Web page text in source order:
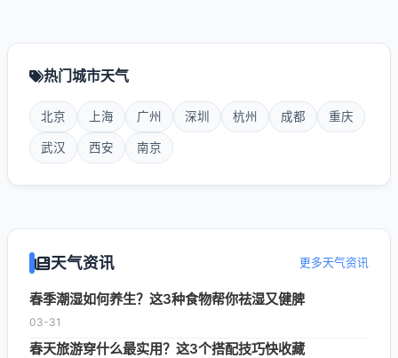
热门城市天气
北京 上海 广州 深圳 杭州 成都 重庆
武汉 西安 南京
天气资讯 更多天气资讯
春季潮湿如何养生？这3种食物帮你祛湿又健脾
03-31
春天旅游穿什么最实用？这3个搭配技巧快收藏